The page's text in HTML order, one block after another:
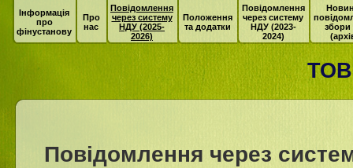
Інформація
про
фінустанову
Про
нас
Повідомлення
через систему
НДУ (2025-
2026)
Положення
та додатки
Повідомлення
через систему
НДУ (2023-
2024)
збори
Повідомлення через